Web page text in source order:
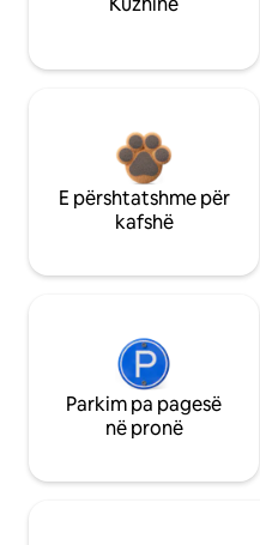
E përshtatshme për
kafshë
Parkim pa pagesë
në pronë